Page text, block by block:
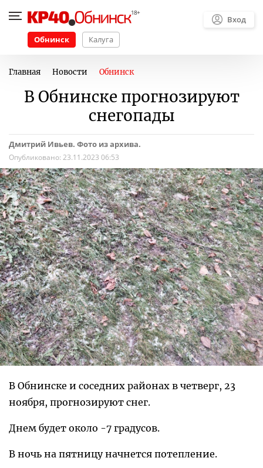
Обнинск Калуга
Вход
Главная Новости Обнинск
В Обнинске прогнозируют
снегопады
Дмитрий Ивьев. Фото из архива.
Опубликовано: 23.11.2023 06:53
В Обнинске и соседних районах в четверг, 23
ноября, прогнозируют снег.
Днем будет около -7 градусов.
В ночь на пятницу начнется потепление.